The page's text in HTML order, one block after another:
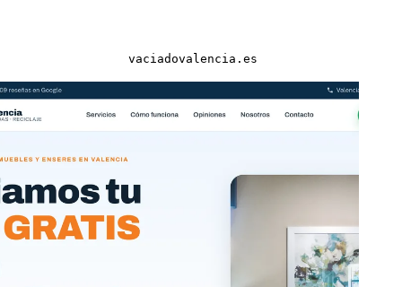
vaciadovalencia.es